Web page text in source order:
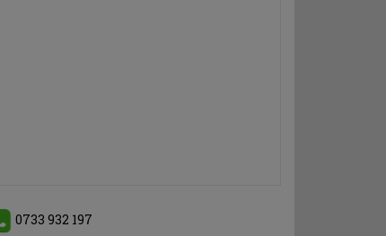
0733 932 197